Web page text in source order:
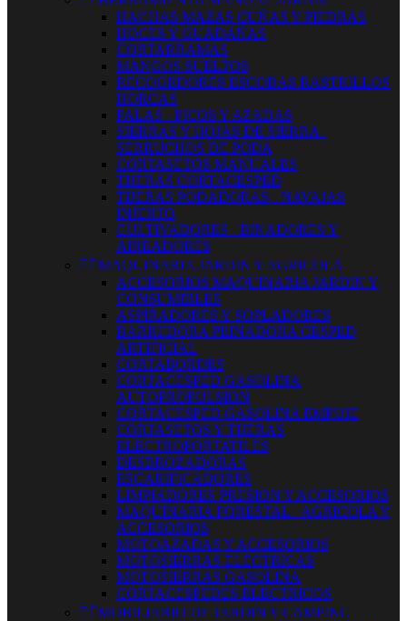
HACHAS MAZAS CUÑAS Y PIEDRAS
HOCES Y GUADAÑAS
CORTARRAMAS
MANGOS SUELTOS
RECOGEDORES ESCOBAS RASTRILLOS
HORCAS
PALAS - PICOS Y AZADAS
SIERRAS Y HOJAS DE SIERRA -
SERRUCHOS DE PODA
CORTASETOS MANUALES
TIJERAS CORTACESPED
TIJERAS PODADORAS - NAVAJAS
INJERTO
CULTIVADORES - BINADORES Y
AIREADORES
 MAQUINARIA JARDIN Y AGRICOLA
ACCESORIOS MAQUINARIA JARDIN Y
CONSUMIBLES
ASPIRADORES Y SOPLADORES
BARREDORA PEINADORA CESPED
ARTIFICIAL
CORTABORDES
CORTACESPED GASOLINA
AUTOPROPULSION
CORTACESPED GASOLINA EMPUJE
CORTASETOS Y TIJERAS
ELECTROPORTATILES
DESBROZADORAS
ESCARIFICADORES
LIMPIADORES PRESION Y ACCESORIOS
MAQUINARIA FORESTAL - AGRICOLA Y
ACCESORIOS
MOTOAZADAS Y ACCESORIOS
MOTOSIERRAS ELECTRICAS
MOTOSIERRAS GASOLINA
CORTACESPEDES ELECTRICOS
 MOBILIARIO DE JARDIN Y CAMPING